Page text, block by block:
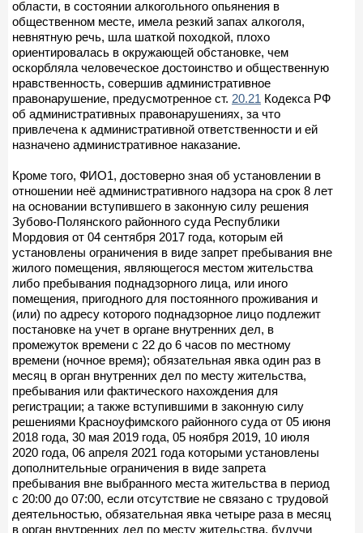
области, в состоянии алкогольного опьянения в
общественном месте, имела резкий запах алкоголя,
невнятную речь, шла шаткой походкой, плохо
ориентировалась в окружающей обстановке, чем
оскорбляла человеческое достоинство и общественную
нравственность, совершив административное
правонарушение, предусмотренное ст. 20.21 Кодекса РФ
об административных правонарушениях, за что
привлечена к административной ответственности и ей
назначено административное наказание.
Кроме того, ФИО1, достоверно зная об установлении в
отношении неё административного надзора на срок 8 лет
на основании вступившего в законную силу решения
Зубово-Полянского районного суда Республики
Мордовия от 04 сентября 2017 года, которым ей
установлены ограничения в виде запрет пребывания вне
жилого помещения, являющегося местом жительства
либо пребывания поднадзорного лица, или иного
помещения, пригодного для постоянного проживания и
(или) по адресу которого поднадзорное лицо подлежит
постановке на учет в органе внутренних дел, в
промежуток времени с 22 до 6 часов по местному
времени (ночное время); обязательная явка один раз в
месяц в орган внутренних дел по месту жительства,
пребывания или фактического нахождения для
регистрации; а также вступившими в законную силу
решениями Красноуфимского районного суда от 05 июня
2018 года, 30 мая 2019 года, 05 ноября 2019, 10 июля
2020 года, 06 апреля 2021 года которыми установлены
дополнительные ограничения в виде запрета
пребывания вне выбранного места жительства в период
с 20:00 до 07:00, если отсутствие не связано с трудовой
деятельностью, обязательная явка четыре раза в месяц
в орган внутренних дел по месту жительства, будучи